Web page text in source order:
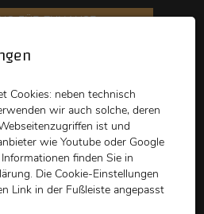
FÜR ZUHAUSE
Kino
schikaneder CLUB
Cookies: neben technisch
wir auch solche, deren
ist und
wie Youtube oder Google
finden Sie in
Die Cookie-Einstellungen
Link in der Fußleiste angepasst